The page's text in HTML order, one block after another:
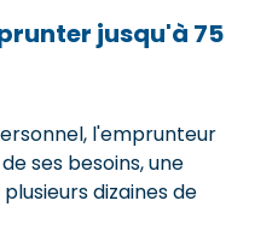
jusqu'à 75
l'emprunteur
ses besoins, une
dizaines de